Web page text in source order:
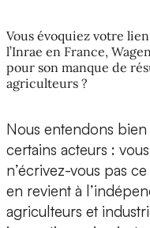
Vous évoquiez votre
l’Inrae en France,
pour son manque de
agriculteurs ?
Nous entendons
certains acteurs :
n’écrivez-vous pas
en revient à
agriculteurs et